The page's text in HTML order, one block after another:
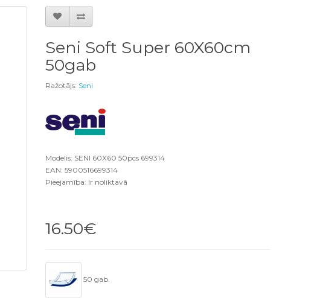
Seni Soft Super 60X60cm
50gab
Ražotājs: Seni
Modelis: SENI 60X60 50pcs 699314
EAN: 5900516699314
Pieejamība: Ir noliktavā
16.50€
50 gab.